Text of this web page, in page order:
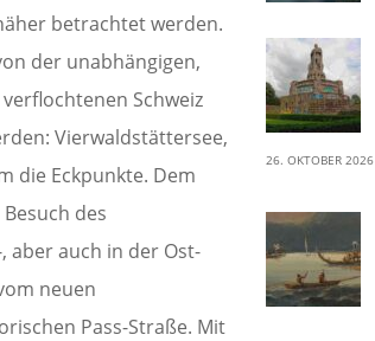
betrachtet werden.
der unabhängigen,
Schweiz
Vierwaldstättersee,
die Eckpunkte. Dem
des
aber auch in der Ost-
neuen
Pass-Straße. Mit
26. OKTOBER 2026